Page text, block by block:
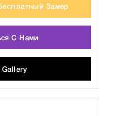
Замер
С Нами
Gallery